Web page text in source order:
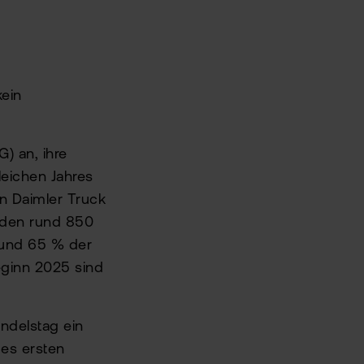
an, ihre
Jahres
Daimler Truck
rund 850
65 % der
2025 sind
ein
ersten